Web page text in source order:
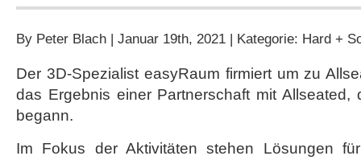
By Peter Blach | Januar 19th, 2021 | Kategorie: Hard +
Der 3D-Spezialist easyRaum firmiert um zu
das Ergebnis einer Partnerschaft mit
begann.
Im Fokus der Aktivitäten stehen Lösungen